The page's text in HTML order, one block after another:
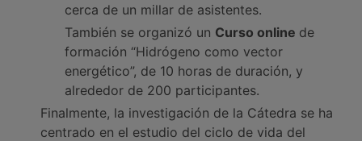
cerca de un millar de asistentes.
También se organizó un Curso online de
formación “Hidrógeno como vector
energético”, de 10 horas de duración, y
alrededor de 200 participantes.
Finalmente, la investigación de la Cátedra se ha
centrado en el estudio del ciclo de vida del